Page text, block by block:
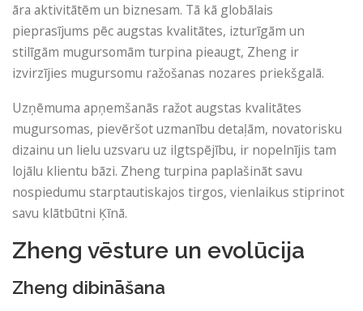
āra aktivitātēm un biznesam. Tā kā globālais
pieprasījums pēc augstas kvalitātes, izturīgām un
stilīgām mugursomām turpina pieaugt, Zheng ir
izvirzījies mugursomu ražošanas nozares priekšgalā.
Uzņēmuma apņemšanās ražot augstas kvalitātes
mugursomas, pievēršot uzmanību detaļām, novatorisku
dizainu un lielu uzsvaru uz ilgtspējību, ir nopelnījis tam
lojālu klientu bāzi. Zheng turpina paplašināt savu
nospiedumu starptautiskajos tirgos, vienlaikus stiprinot
savu klātbūtni Ķīnā.
Zheng vēsture un evolūcija
Zheng dibināšana